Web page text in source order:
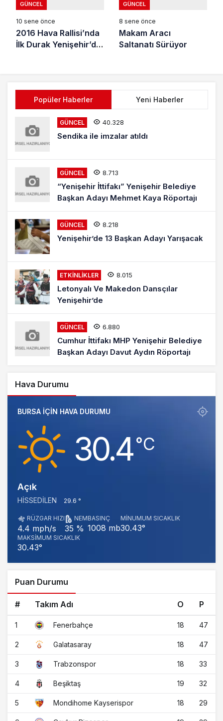
GÜNCEL
10 sene önce
2016 Hava Rallisi’nda
İlk Durak Yenişehir’de
GÜNCEL
8 sene önce
Makam Aracı
Saltanatı Sürüyor
Popüler Haberler Yeni Haberler
GÜNCEL 40.328
Sendika ile imzalar atıldı
GÜNCEL 8.713
“Yenişehir İttifakı” Yenişehir Belediye
Başkan Adayı Mehmet Kaya Röportajı
GÜNCEL 8.218
Yenişehir’de 13 Başkan Adayı Yarışacak
ETKINLIKLER 8.015
Letonyalı Ve Makedon Dansçılar
Yenişehir’de
GÜNCEL 6.880
Cumhur İttifakı MHP Yenişehir Belediye
Başkan Adayı Davut Aydın Röportajı
Hava Durumu
BURSA IÇIN HAVA DURUMU
30.4‎°C
Açık
HISSEDILEN 29.6 °
RÜZGAR HIZI
4.4 mph/s
NEM
35 %
BASINÇ
1008 mb
MINUMUM SICAKLIK
30.43°
MAKSIMUM SICAKLIK
30.43°
Puan Durumu
# Takım Adı O P
1 Fenerbahçe 18 47
2 Galatasaray 18 47
3 Trabzonspor 18 33
4 Beşiktaş 19 32
5 Mondihome Kayserispor 18 29